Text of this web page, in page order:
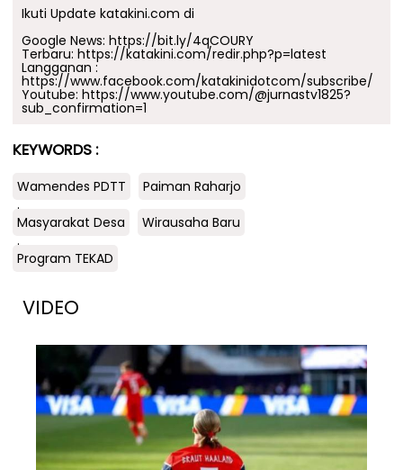
Ikuti Update katakini.com di
Google News: https://bit.ly/4qCOURY
Terbaru: https://katakini.com/redir.php?p=latest
Langganan :
https://www.facebook.com/katakinidotcom/subscribe/
Youtube: https://www.youtube.com/@jurnastv1825?
sub_confirmation=1
KEYWORDS :
Wamendes PDTT
Paiman Raharjo
.
Masyarakat Desa
Wirausaha Baru
.
Program TEKAD
VIDEO